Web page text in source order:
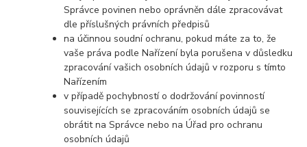
Správce povinen nebo oprávněn dále zpracovávat
dle příslušných právních předpisů
na účinnou soudní ochranu, pokud máte za to, že
vaše práva podle Nařízení byla porušena v důsledku
zpracování vašich osobních údajů v rozporu s tímto
Nařízením
v případě pochybností o dodržování povinností
souvisejících se zpracováním osobních údajů se
obrátit na Správce nebo na Úřad pro ochranu
osobních údajů